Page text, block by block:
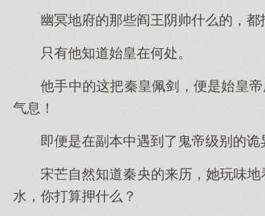
幽冥地府的那些阎王阴帅什么的，都
只有他知道始皇在何处。
他手中的这把秦皇佩剑，便是始皇
气息！
即便是在副本中遇到了鬼帝级别的诡
宋芒自然知道秦央的来历，她玩味
水，你打算押什么？